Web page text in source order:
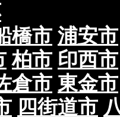
橋市 浦安市
柏市 印西市
倉市 東金市
四街道市